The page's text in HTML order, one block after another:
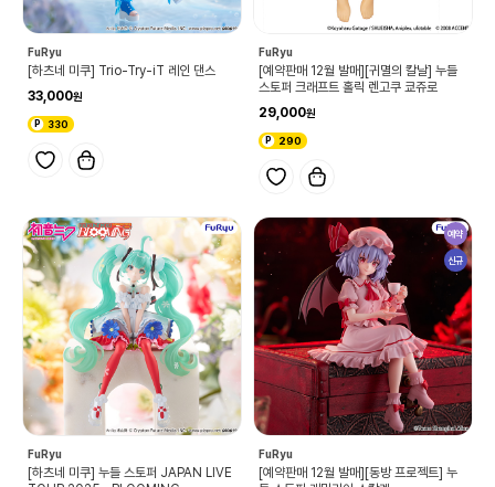
FuRyu
[하츠네 미쿠] Trio-Try-iT 레인 댄스
33,000
330
FuRyu
[예약판매 12월 발매][귀멸의 칼날] 누들
스토퍼 크래프트 홀릭 렌고쿠 쿄쥬로
29,000
290
FuRyu
[하츠네 미쿠] 누들 스토퍼 JAPAN LIVE
예약
신규
FuRyu
[예약판매 12월 발매][동방 프로젝트] 누